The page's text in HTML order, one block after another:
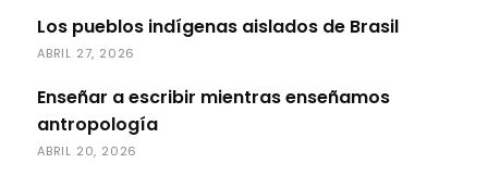
Los pueblos indígenas aislados de Brasil
ABRIL 27, 2026
Enseñar a escribir mientras enseñamos
antropología
ABRIL 20, 2026